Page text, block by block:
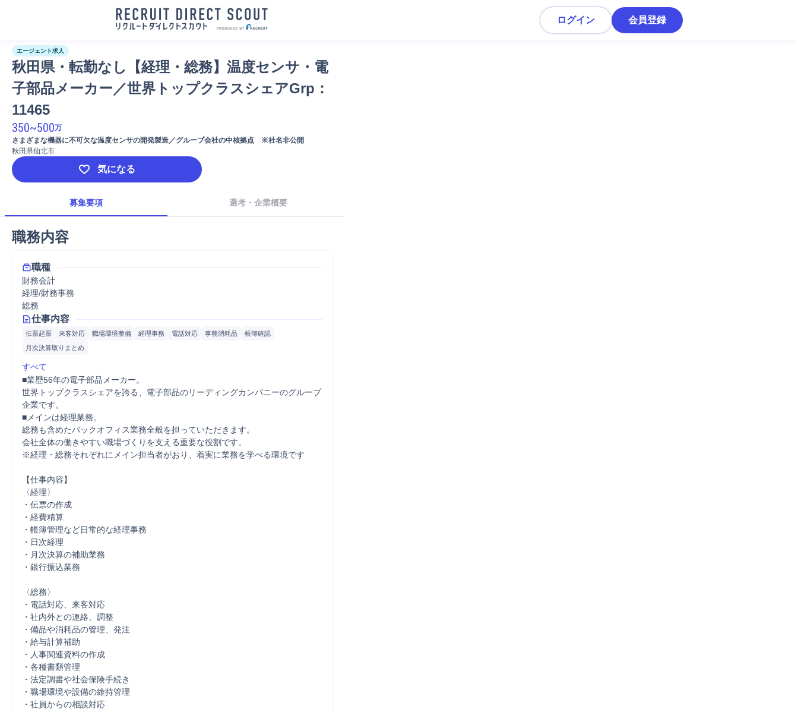
ログイン 会員登録
エージェント求人
秋田県・転勤なし【経理・総務】温度センサ・電
子部品メーカー／世界トップクラスシェアGrp：
11465
350~500万
さまざまな機器に不可欠な温度センサの開発製造／グループ会社の中核拠点　※社名非公開
秋田県仙北市
気になる
募集要項 選考・企業概要
職務内容
職種
財務会計
経理/財務事務
総務
仕事内容
伝票起票 来客対応 職場環境整備 経理事務 電話対応 事務消耗品
帳簿確認
月次決算取りまとめ
すべて
■業歴56年の電子部品メーカー。
世界トップクラスシェアを誇る、電子部品のリーディングカンパニーのグループ
企業です。
■メインは経理業務。
総務も含めたバックオフィス業務全般を担っていただきます。
会社全体の働きやすい職場づくりを支える重要な役割です。
※経理・総務それぞれにメイン担当者がおり、着実に業務を学べる環境です
【仕事内容】
〈経理〉
・伝票の作成
・経費精算
・帳簿管理など日常的な経理事務
・日次経理
・月次決算の補助業務
・銀行振込業務
〈総務〉
・電話対応、来客対応
・社内外との連絡、調整
・備品や消耗品の管理、発注
・給与計算補助
・人事関連資料の作成
・各種書類管理
・法定調書や社会保険手続き
・職場環境や設備の維持管理
・社員からの相談対応